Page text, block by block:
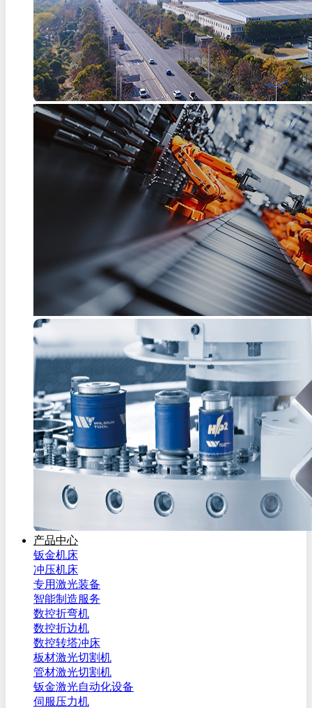
产品中心
钣金机床
冲压机床
专用激光装备
智能制造服务
数控折弯机
数控折边机
数控转塔冲床
板材激光切割机
管材激光切割机
钣金激光自动化设备
伺服压力机